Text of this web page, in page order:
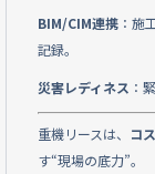
BIM/CIM連携：施
記録。
災害レディネス ：
重機リースは、 コ
す“現場の底力”。